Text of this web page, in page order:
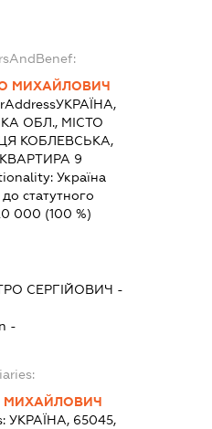
МИХАЙЛОВИЧ
УКРАЇНА,
ОБЛ., МІСТО
КОБЛЕВСЬКА,
9
Україна
статутного
000 (100 %)
СЕРГІЙОВИЧ -
-
МИХАЙЛОВИЧ
УКРАЇНА, 65045,